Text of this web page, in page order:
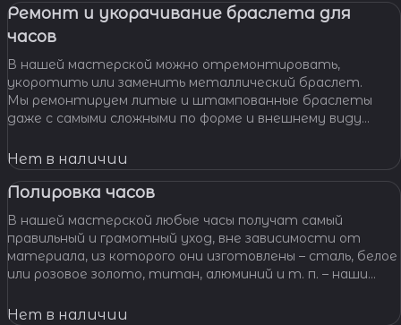
Ремонт и укорачивание браслета для
часов
В нашей мастерской можно отремонтировать,
укоротить или заменить металлический браслет.
Мы ремонтируем литые и штампованные браслеты
даже с самыми сложными по форме и внешнему виду
Нет в наличии
Полировка часов
В нашей мастерской любые часы получат самый
правильный и грамотный уход, вне зависимости от
материала, из которого они изготовлены – сталь, белое
или розовое золото, титан, алюминий и т. п. – наши
материал.
Нет в наличии